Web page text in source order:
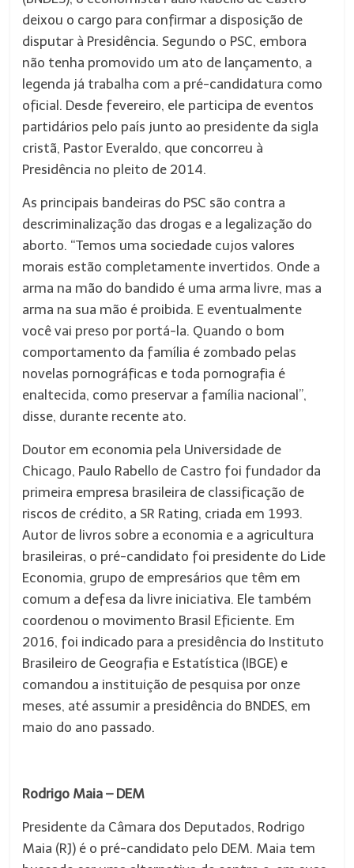
deixou o cargo para confirmar a disposição de
disputar à Presidência. Segundo o PSC, embora
não tenha promovido um ato de lançamento, a
legenda já trabalha com a pré-candidatura como
oficial. Desde fevereiro, ele participa de eventos
partidários pelo país junto ao presidente da sigla
cristã, Pastor Everaldo, que concorreu à
Presidência no pleito de 2014.
As principais bandeiras do PSC são contra a
descriminalização das drogas e a legalização do
aborto. “Temos uma sociedade cujos valores
morais estão completamente invertidos. Onde a
arma na mão do bandido é uma arma livre, mas a
arma na sua mão é proibida. E eventualmente
você vai preso por portá-la. Quando o bom
comportamento da família é zombado pelas
novelas pornográficas e toda pornografia é
enaltecida, como preservar a família nacional”,
disse, durante recente ato.
Doutor em economia pela Universidade de
Chicago, Paulo Rabello de Castro foi fundador da
primeira empresa brasileira de classificação de
riscos de crédito, a SR Rating, criada em 1993.
Autor de livros sobre a economia e a agricultura
brasileiras, o pré-candidato foi presidente do Lide
Economia, grupo de empresários que têm em
comum a defesa da livre iniciativa. Ele também
coordenou o movimento Brasil Eficiente. Em
2016, foi indicado para a presidência do Instituto
Brasileiro de Geografia e Estatística (IBGE) e
comandou a instituição de pesquisa por onze
meses, até assumir a presidência do BNDES, em
maio do ano passado.
Rodrigo Maia – DEM
Presidente da Câmara dos Deputados, Rodrigo
Maia (RJ) é o pré-candidato pelo DEM. Maia tem